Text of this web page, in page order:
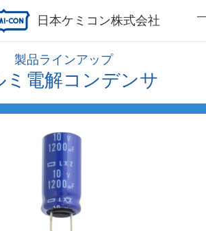
日本ケミコン株式会社
製品ラインアップ
ミ電解コンデンサ